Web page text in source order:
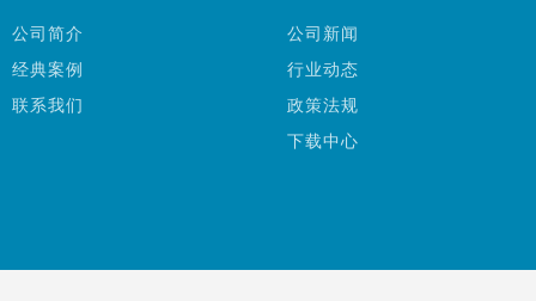
公司简介
经典案例
联系我们
公司新闻
行业动态
政策法规
下载中心